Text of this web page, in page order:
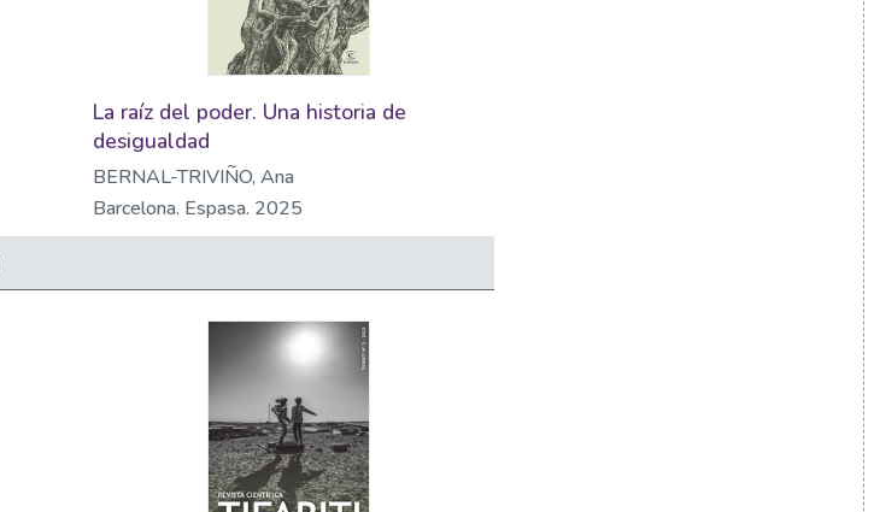
La raíz del poder. Una historia de
desigualdad
BERNAL-TRIVIÑO, Ana
Barcelona. Espasa. 2025